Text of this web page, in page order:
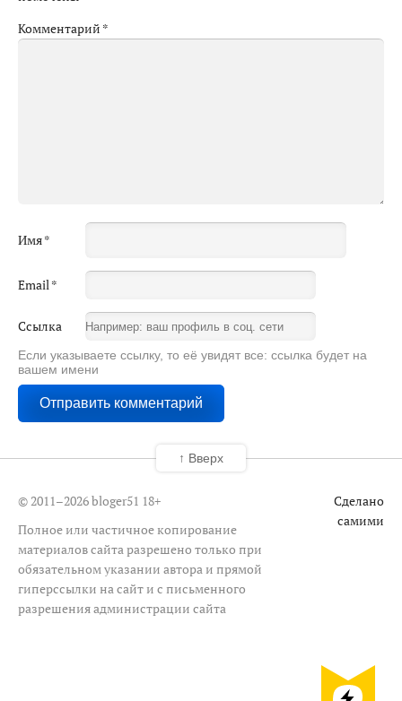
Комментарий *
Имя*
Email *
Ссылка
Если указываете ссылку, то её увидят все: ссылка будет на
вашем имени
© 2011–2026 bloger51 18+
Полное или частичное копирование
материалов сайта разрешено только при
обязательном указании автора и прямой
гиперссылки на сайт и с письменного
разрешения администрации сайта
Сделано
самими
↑ Вверх